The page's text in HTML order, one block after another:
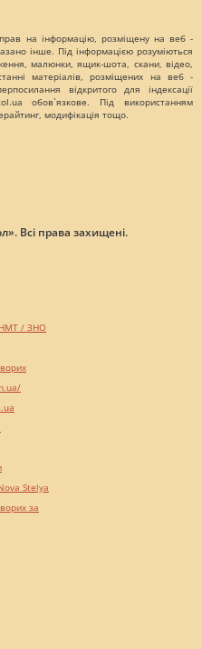
на інформацію, розміщену на веб -
інше. Під інформацією розуміються
малюнки, ящик-шота, скани, відео,
матеріалів, розміщених на веб -
відкритого для індексації
обов`язкове. Під використанням
модифікація тощо.
Всі права захищені.
НМТ / ЗНО
Stelya
за